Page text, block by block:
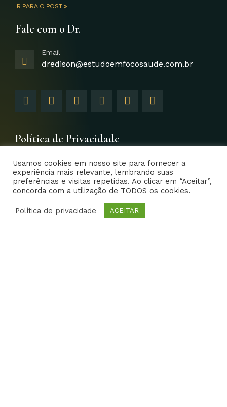
IR PARA O POST »
Fale com o Dr.
Email
dredison@estudoemfocosaude.com.br
F
a
b
o
o
k
-
f
I
n
a
g
r
a
m
T
w
t
e
r
Y
o
u
b
e
L
i
d
i
n
-
i
n
G
o
e
-
p
l
u
Política de Privacidade
EFS – Estudo em Foco Saúde 2014- Todos os direitos
reservados | Criative Web
Usamos cookies em nosso site para fornecer a
experiência mais relevante, lembrando suas
preferências e visitas repetidas. Ao clicar em “Aceitar”,
concorda com a utilização de TODOS os cookies.
Política de privacidade ACEITAR